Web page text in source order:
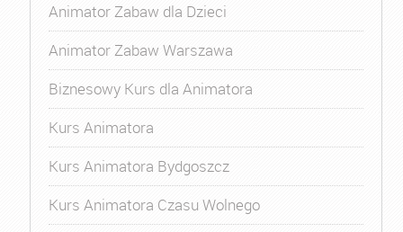
Animator Zabaw dla Dzieci
Animator Zabaw Warszawa
Biznesowy Kurs dla Animatora
Kurs Animatora
Kurs Animatora Bydgoszcz
Kurs Animatora Czasu Wolnego